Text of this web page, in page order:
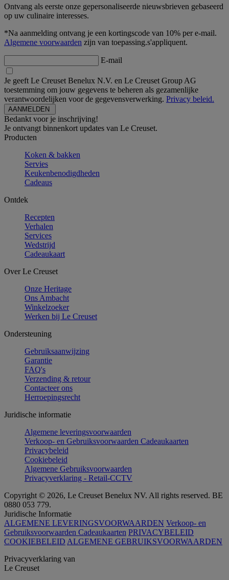
Ontvang als eerste onze gepersonaliseerde nieuwsbrieven gebaseerd
op uw culinaire interesses.
*Na aanmelding ontvang je een kortingscode van 10% per e-mail.
Algemene voorwaarden zijn van toepassing.s'appliquent.
E-mail
Je geeft Le Creuset Benelux N.V. en Le Creuset Group AG
toestemming om jouw gegevens te beheren als gezamenlijke
verantwoordelijken voor de gegevensverwerking. Privacy beleid.
Bedankt voor je inschrijving!
Je ontvangt binnenkort updates van Le Creuset.
Producten
Koken & bakken
Servies
Keukenbenodigdheden
Cadeaus
Ontdek
Recepten
Verhalen
Services
Wedstrijd
Cadeaukaart
Over Le Creuset
Onze Heritage
Ons Ambacht
Winkelzoeker
Werken bij Le Creuset
Ondersteuning
Gebruiksaanwijzing
Garantie
FAQ's
Verzending & retour
Contacteer ons
Herroepingsrecht
Juridische informatie
Algemene leveringsvoorwaarden
Verkoop- en Gebruiksvoorwaarden Cadeaukaarten
Privacybeleid
Cookiebeleid
Algemene Gebruiksvoorwaarden
Privacyverklaring - Retail-CCTV
Copyright © 2026, Le Creuset Benelux NV. All rights reserved. BE
0880 053 779.
Juridische Informatie
ALGEMENE LEVERINGSVOORWAARDEN Verkoop- en
Gebruiksvoorwaarden Cadeaukaarten PRIVACYBELEID
COOKIEBELEID ALGEMENE GEBRUIKSVOORWAARDEN
Privacyverklaring van
Le Creuset